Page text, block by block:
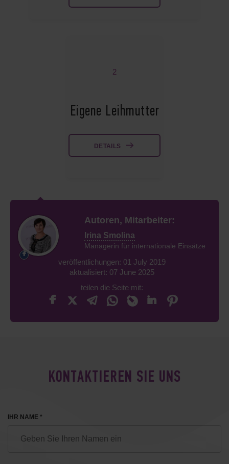
2
Eigene Leihmutter
DETAILS
Autoren, Mitarbeiter:
Irina Smolina
Managerin für internationale Einsätze
veröffentlichungen: 01 July 2019
aktualisiert: 07 June 2025
teilen die Seite mit:
KONTAKTIEREN SIE UNS
IHR NAME *